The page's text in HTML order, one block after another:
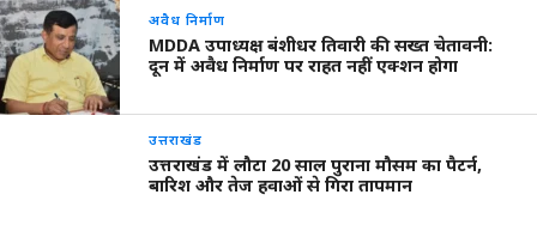
अवैध निर्माण
MDDA उपाध्यक्ष बंशीधर तिवारी की सख्त चेतावनी:
दून में अवैध निर्माण पर राहत नहीं एक्शन होगा
उत्तराखंड
उत्तराखंड में लौटा 20 साल पुराना मौसम का पैटर्न,
बारिश और तेज हवाओं से गिरा तापमान